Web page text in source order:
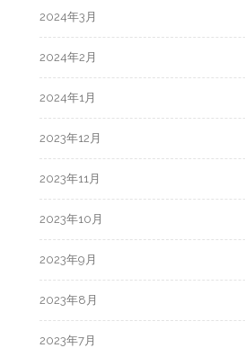
2024年3月
2024年2月
2024年1月
2023年12月
2023年11月
2023年10月
2023年9月
2023年8月
2023年7月